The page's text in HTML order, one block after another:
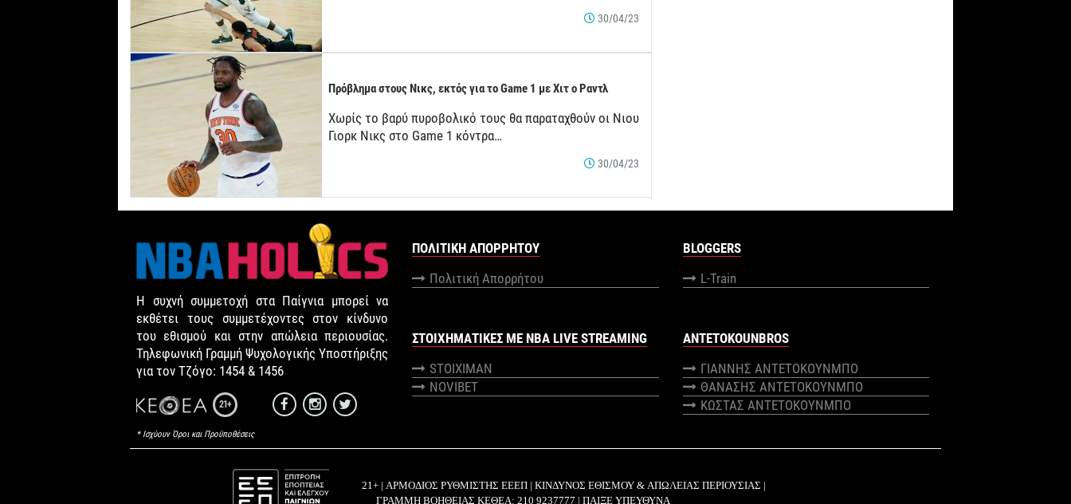
30/04/23
Πρόβλημα στους Νικς, εκτός για το Game 1 με Χιτ ο Ραντλ
Χωρίς το βαρύ πυροβολικό τους θα παραταχθούν οι Νιου
Γιορκ Νικς στο Game 1 κόντρα…
30/04/23
Η συχνή συμμετοχή στα Παίγνια μπορεί να
εκθέτει τους συμμετέχοντες στον κίνδυνο
του εθισμού και στην απώλεια περιουσίας.
Τηλεφωνική Γραμμή Ψυχολογικής Υποστήριξης
για τον Τζόγο: 1454 & 1456
21+
* Ισχύουν Όροι και Προϋποθέσεις
ΠΟΛΙΤΙΚΉ ΑΠΟΡΡΉΤΟΥ
Πολιτική Απορρήτου
BLOGGERS
L-Train
ΣΤΟΙΧΗΜΑΤΙΚΕΣ ΜΕ NBA LIVE STREAMING
STOIXIMAN
NOVIBET
ANTETOKOUNBROS
ΓΙΑΝΝΗΣ ΑΝΤΕΤΟΚΟΥΝΜΠΟ
ΘΑΝΑΣΗΣ ΑΝΤΕΤΟΚΟΥΝΜΠΟ
ΚΩΣΤΑΣ ΑΝΤΕΤΟΚΟΥΝΜΠΟ